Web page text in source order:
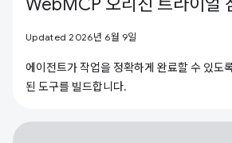
Updated 2026년 6월 9일
에이전트가 작업을 정확하게 완료할 수 있도
된 도구를 빌드합니다.